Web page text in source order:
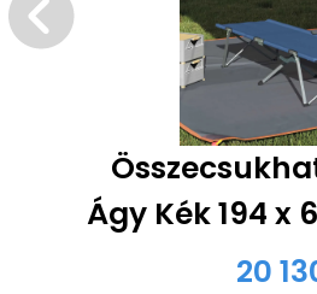
Ágy Kék 194 x
20